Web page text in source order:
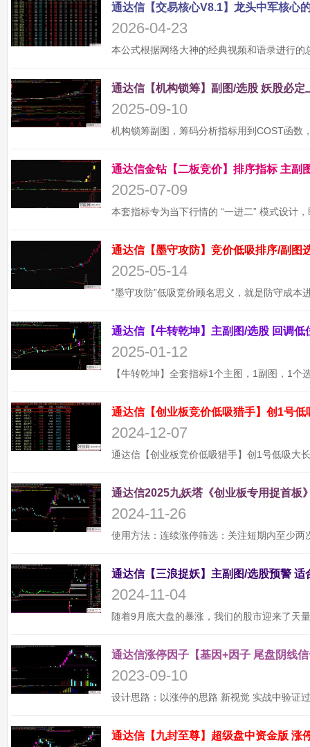
2026-04-23
2025-09-10
2025-07-09
2025-05-14
2025-01-12
通达信【创业板竞价低吸猎手】创1号
2024-12-07
通达信2025九妖塔《创业板专用捉首板
2024-11-26
2024-11-04
通达信涨停因子【基因+因子 尾盘阴线
2023-09-10